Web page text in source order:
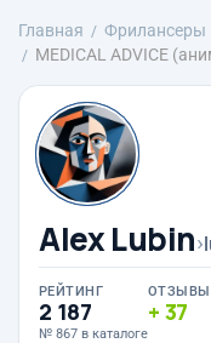
Главная Фрилансеры
MEDICAL ADVICE
Alex Lubin›
РЕЙТИНГ
2 187
№ 867 в каталоге
ОТЗЫВЫ
37